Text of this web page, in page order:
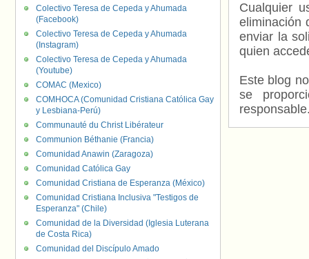
Cualquier
eliminación
enviar la
quien
Este blog
se
Colectivo Teresa de Cepeda y Ahumada
(Facebook)
Colectivo Teresa de Cepeda y Ahumada
(Instagram)
Colectivo Teresa de Cepeda y Ahumada
(Youtube)
COMAC (Mexico)
COMHOCA (Comunidad Cristiana Católica Gay
y Lesbiana-Perú)
Communauté du Christ Libérateur
Communion Béthanie (Francia)
Comunidad Anawin (Zaragoza)
Comunidad Católica Gay
Comunidad Cristiana de Esperanza (México)
Comunidad Cristiana Inclusiva "Testigos de
Esperanza" (Chile)
Comunidad de la Diversidad (Iglesia Luterana
de Costa Rica)
Comunidad del Discípulo Amado